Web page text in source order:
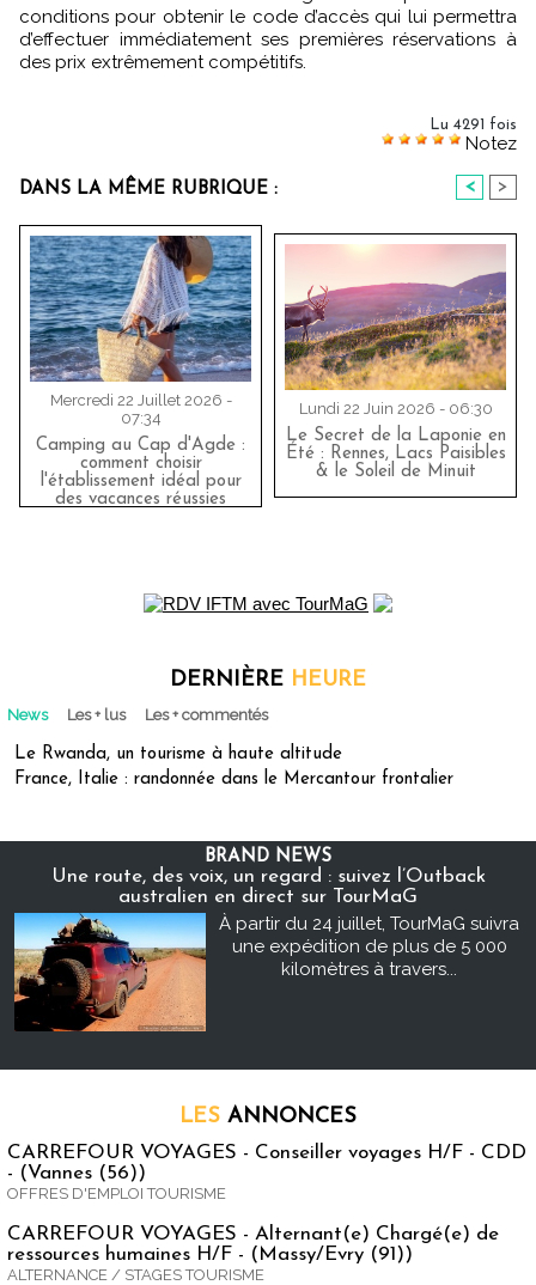
conditions pour obtenir le code d’accès qui lui permettra
d’effectuer immédiatement ses premières réservations à
des prix extrêmement compétitifs.
Lu 4291 fois
Notez
DANS LA MÊME RUBRIQUE : < >
Mercredi 22 Juillet 2026 -
07:34
Camping au Cap d'Agde :
comment choisir
l'établissement idéal pour
des vacances réussies
Lundi 22 Juin 2026 - 06:30
Le Secret de la Laponie en
Été : Rennes, Lacs Paisibles
& le Soleil de Minuit
DERNIÈRE HEURE
News Les + lus Les + commentés
Le Rwanda, un tourisme à haute altitude
France, Italie : randonnée dans le Mercantour frontalier
BRAND NEWS
Une route, des voix, un regard : suivez l’Outback
australien en direct sur TourMaG
À partir du 24 juillet, TourMaG suivra
une expédition de plus de 5 000
kilomètres à travers...
LES ANNONCES
CARREFOUR VOYAGES - Conseiller voyages H/F - CDD
- (Vannes (56))
OFFRES D'EMPLOI TOURISME
CARREFOUR VOYAGES - Alternant(e) Chargé(e) de
ressources humaines H/F - (Massy/Evry (91))
ALTERNANCE / STAGES TOURISME